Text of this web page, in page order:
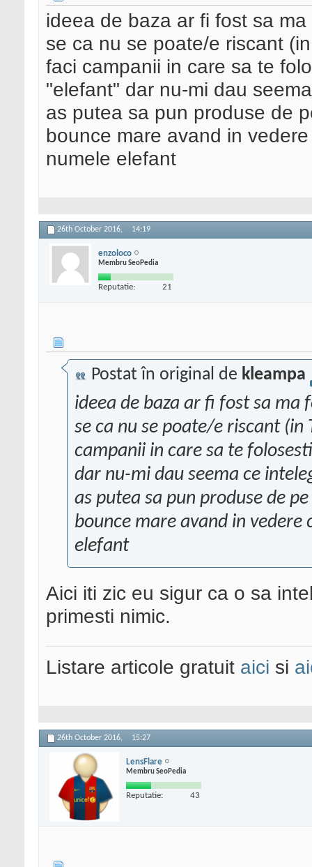
ideea de baza ar fi fost sa
se ca nu se poate/e riscant
faci campanii in care sa te
"elefant" dar nu-mi dau
as putea sa pun produse de
bounce mare avand in
numele elefant
26th October 2016, 14:19
enzoloco
Membru SeoPedia
Reputatie: 21
Postat în original de kleampa
ideea de baza ar fi fost sa
se ca nu se poate/e riscant (in
campanii in care sa te
dar nu-mi dau seema ce
as putea sa pun produse de
bounce mare avand in
elefant
Aici iti zic eu sigur ca o sa
primesti nimic.
Listare articole gratuit aici si
26th October 2016, 15:27
LensFlare
Membru SeoPedia
Reputatie: 43